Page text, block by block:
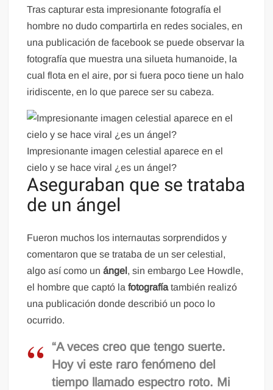
Tras capturar esta impresionante fotografía el
hombre no dudo compartirla en redes sociales, en
una publicación de facebook se puede observar la
fotografía que muestra una silueta humanoide, la
cual flota en el aire, por si fuera poco tiene un halo
iridiscente, en lo que parece ser su cabeza.
Impresionante imagen celestial aparece en el
cielo y se hace viral ¿es un ángel?
Aseguraban que se trataba
de un ángel
Fueron muchos los internautas sorprendidos y
comentaron que se trataba de un ser celestial,
algo así como unángel , sin embargo Lee Howdle,
el hombre que captó lafotografíatambién realizó
una publicación donde describió un poco lo
ocurrido.
“A veces creo que tengo suerte.
Hoy vi este raro fenómeno del
tiempo llamado espectro roto. Mi